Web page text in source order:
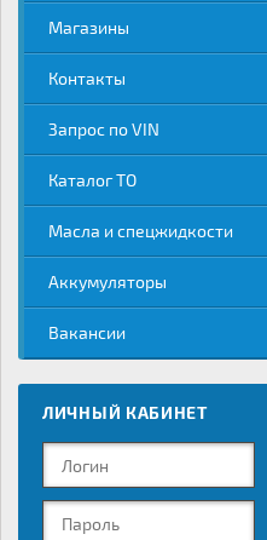
Магазины
Контакты
Запрос по VIN
Каталог ТО
Масла и спецжидкости
Аккумуляторы
Вакансии
ЛИЧНЫЙ КАБИНЕТ